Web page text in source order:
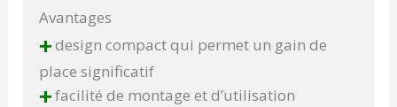
Avantages
+design compact qui permet un gain de
place significatif
+facilité de montage et d’utilisation